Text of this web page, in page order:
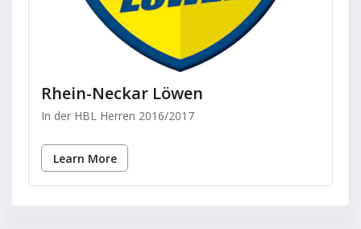
Rhein-Neckar Löwen
In der HBL Herren 2016/2017
Learn More